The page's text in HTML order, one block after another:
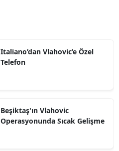
Italiano’dan Vlahovic’e Özel
Telefon
Beşiktaş'ın Vlahovic
Operasyonunda Sıcak Gelişme